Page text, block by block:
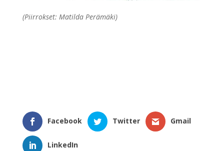
(Piirrokset: Matilda Perämäki)
Facebook Twitter Gmail
LinkedIn